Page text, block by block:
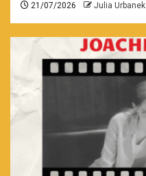
21/07/2026 Julia Urbanek